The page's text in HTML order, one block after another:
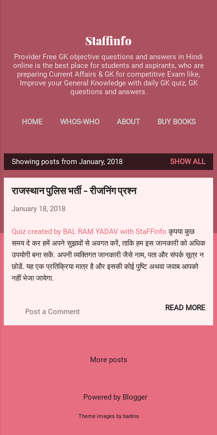
Staffinfo
Provider Free GK objective questions and answers in Hindi
online is the best place for students and aspirants, who are
preparing Current Affairs & GK for competitive Exam like,
Improve your General Knowledge with daily GK quiz, GK
questions and answers.
HOME WHOS-WHO ABOUT BUY BOOKS
P
o
Showing posts from January, 2018 SHOW ALL
राजस्थान पुलिस भर्ती - रीजनिंग प्रश्न
January 18, 2018
Quiz created by BAL RAM YADAV with StaFFinfo कृपया कुछ
समय दे कर हमें अपने सुझावों से अवगत करें, ताकि हम इस जानकारी को अधिक
उपयोगी बना सकें. अपनी व्यक्तिगत जानकारी जैसे नाम, पता और संपर्क सूत्र न
छोडें. यह एक प्रतिक्रिया मात्र है और इसकी कोई पुष्टि अथवा जवाब आपको
नहीं भेजा जायेगा.
Post a Comment READ MORE
More posts
Powered by Blogger
Theme images by badins